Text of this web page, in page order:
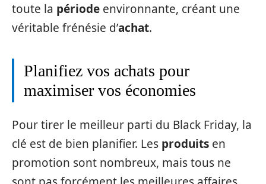
toute la période environnante, créant une
véritable frénésie d’achat.
Planifiez vos achats pour
maximiser vos économies
Pour tirer le meilleur parti du Black Friday, la
clé est de bien planifier. Les produits en
promotion sont nombreux, mais tous ne